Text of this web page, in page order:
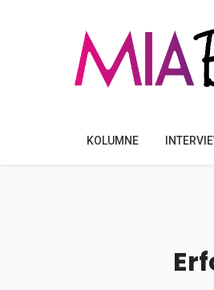
KOLUMNE